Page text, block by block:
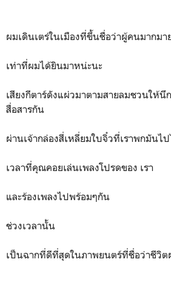
ผมเดินเตร่ในเมืองที่ขึ้นชื่อว่าผู้คนมากมา
เท่าที่ผมได้ยินมาหน่ะนะ
เสียงกีตาร์ดังแผ่วมาตามสายลมชวนให้นึ
สื่อสารกัน
ผ่านเจ้ากล่องสี่เหลี่ยมใบจิ๋วที่เราพกมัน
เวลาที่คุณคอยเล่นเพลงโปรดของ เรา
และร้องเพลงไปพร้อมๆกัน
ช่วงเวลานั้น
เป็นฉากที่ดีที่สุดในภาพยนตร์ที่ชื่อว่าชีวิต